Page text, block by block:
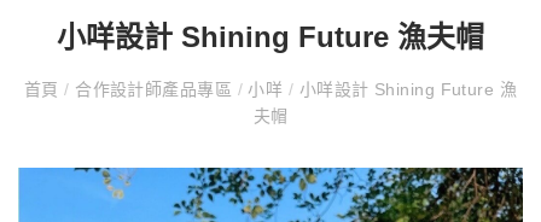
小咩設計 Shining Future 漁夫帽
首頁/ 合作設計師產品專區 / 小咩 / 小咩設計 Shining Future 漁
夫帽